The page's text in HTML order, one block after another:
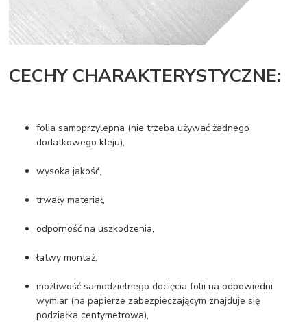
CECHY CHARAKTERYSTYCZNE:
folia samoprzylepna (nie trzeba używać żadnego
dodatkowego kleju),
wysoka jakość,
trwały materiał,
odporność na uszkodzenia,
łatwy montaż,
możliwość samodzielnego docięcia folii na odpowiedni
wymiar (na papierze zabezpieczającym znajduje się
podziałka centymetrowa),